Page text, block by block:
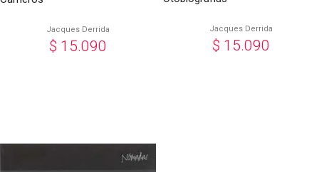
Jacques Derrida
$ 15.090
Jacques Derrida
$ 15.090